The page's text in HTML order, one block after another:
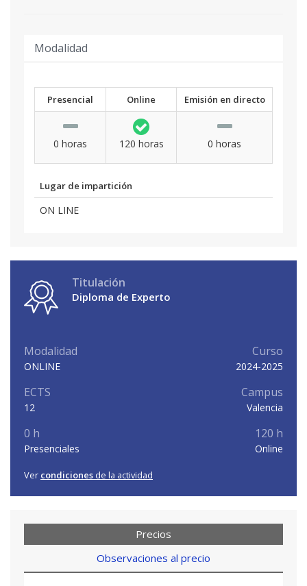
Modalidad
Presencial Online Emisión en directo
0 horas 120 horas 0 horas
Lugar de impartición
ON LINE
Titulación
Diploma de Experto
Modalidad
ONLINE
Curso
2024-2025
ECTS
12
Campus
Valencia
0 h
Presenciales
120 h
Online
Ver condiciones de la actividad
Precios
Observaciones al precio